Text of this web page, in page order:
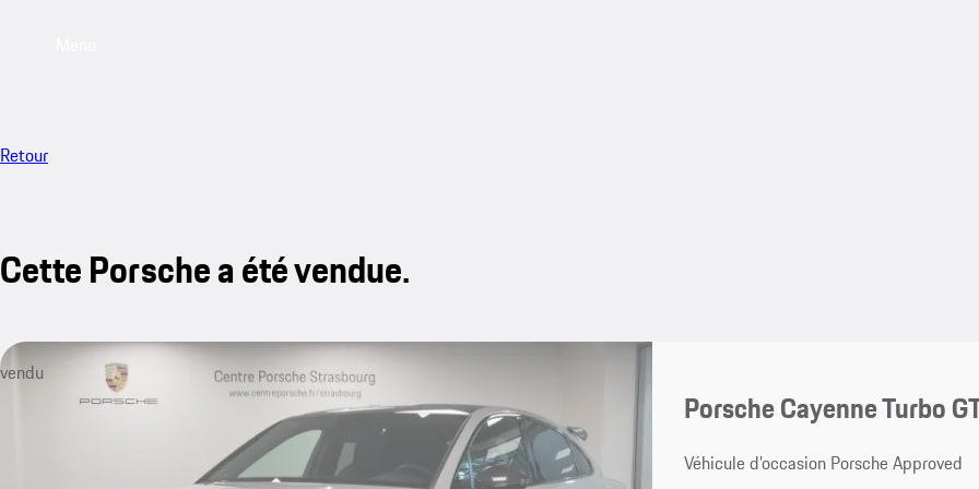
Retour
Cette Porsche a été vendue.
vendu
Porsche Cayenne Turbo
Véhicule d’occasion Porsche Approved